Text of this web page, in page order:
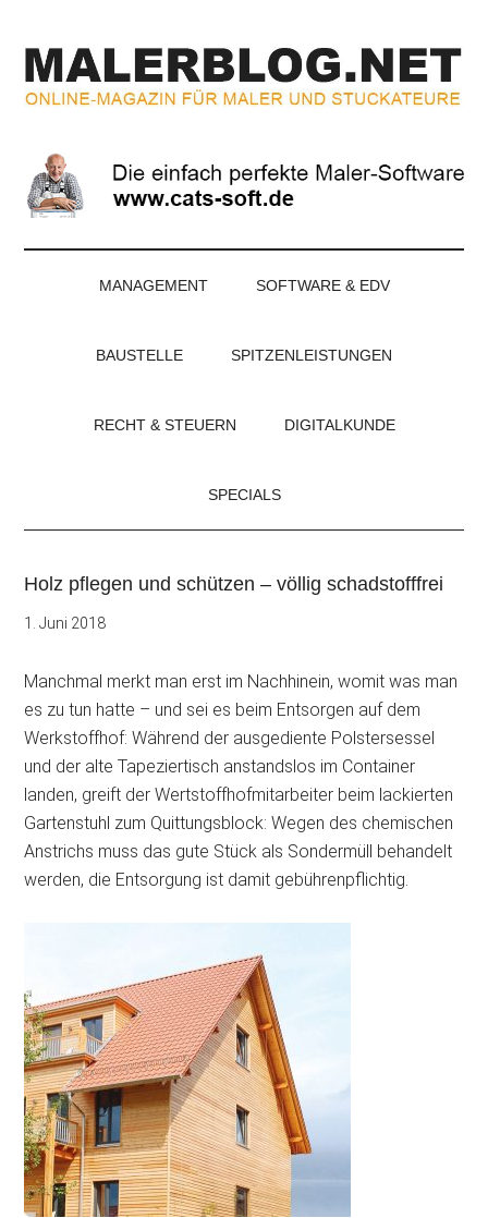
springen
secondary
menu
springen
springen
Magazin
für
Maler
und
MANAGEMENT SOFTWARE & EDV
BAUSTELLE SPITZENLEISTUNGEN
RECHT & STEUERN DIGITALKUNDE
SPECIALS
Holz pflegen und schützen – völlig schadstofffrei
1. Juni 2018
Manchmal merkt man erst im Nachhinein, womit was man
es zu tun hatte – und sei es beim Entsorgen auf dem
Werkstoffhof: Während der ausgediente Polstersessel
und der alte Tapeziertisch anstandslos im Container
landen, greift der Wertstoffhofmitarbeiter beim lackierten
Gartenstuhl zum Quittungsblock: Wegen des chemischen
Anstrichs muss das gute Stück als Sondermüll behandelt
werden, die Entsorgung ist damit gebührenpflichtig.